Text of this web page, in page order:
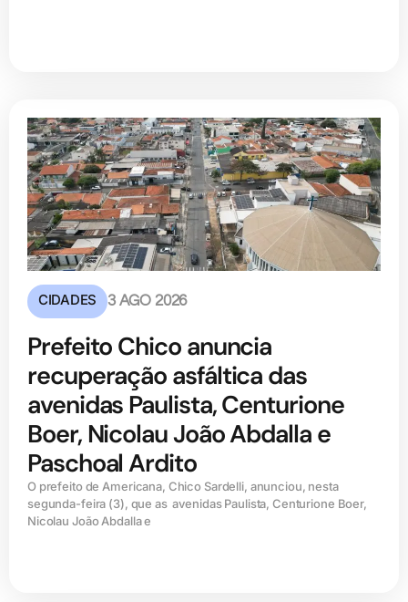
CIDADES 3 AGO 2026
Prefeito Chico anuncia
recuperação asfáltica das
avenidas Paulista, Centurione
Boer, Nicolau João Abdalla e
Paschoal Ardito
O prefeito de Americana, Chico Sardelli, anunciou, nesta
segunda-feira (3), que as avenidas Paulista, Centurione Boer,
Nicolau João Abdalla e